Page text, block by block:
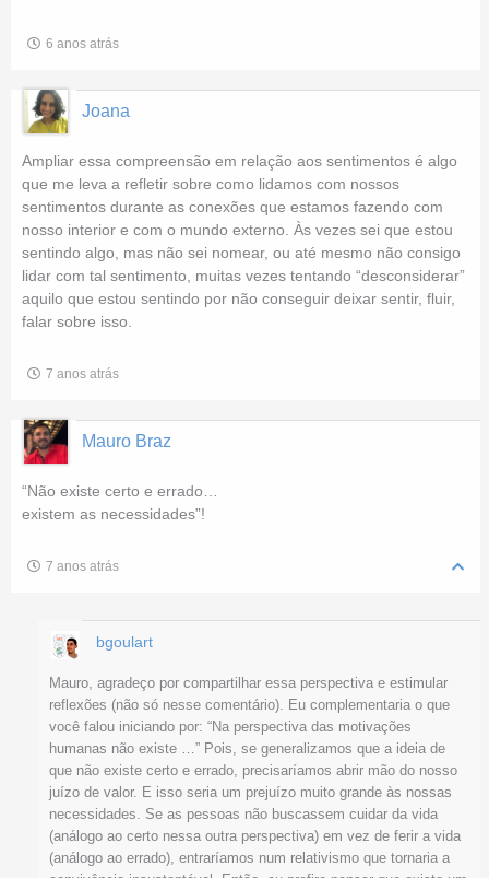
6 anos atrás
Joana
Ampliar essa compreensão em relação aos sentimentos é algo
que me leva a refletir sobre como lidamos com nossos
sentimentos durante as conexões que estamos fazendo com
nosso interior e com o mundo externo. Às vezes sei que estou
sentindo algo, mas não sei nomear, ou até mesmo não consigo
lidar com tal sentimento, muitas vezes tentando “desconsiderar”
aquilo que estou sentindo por não conseguir deixar sentir, fluir,
falar sobre isso.
7 anos atrás
Mauro Braz
“Não existe certo e errado…
existem as necessidades”!
7 anos atrás
bgoulart
Mauro, agradeço por compartilhar essa perspectiva e estimular
reflexões (não só nesse comentário). Eu complementaria o que
você falou iniciando por: “Na perspectiva das motivações
humanas não existe …” Pois, se generalizamos que a ideia de
que não existe certo e errado, precisaríamos abrir mão do nosso
juízo de valor. E isso seria um prejuízo muito grande às nossas
necessidades. Se as pessoas não buscassem cuidar da vida
(análogo ao certo nessa outra perspectiva) em vez de ferir a vida
(análogo ao errado), entraríamos num relativismo que tornaria a